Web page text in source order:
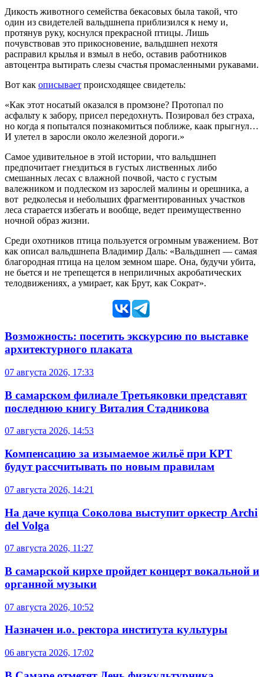
Дикость животного семейства бекасовых была такой, что
один из свидетелей вальдшнепа приблизился к нему и,
протянув руку, коснулся прекрасной птицы. Лишь
почувствовав это прикосновение, вальдшнеп нехотя
расправил крылья и взмыл в небо, оставив работников
автоцентра вытирать слезы счастья промасленными рукавами.
Вот как описывает происходящее свидетель:
«Как этот носатый оказался в промзоне? Протопал по
асфальту к забору, присел передохнуть. Позировал без страха,
но когда я попытался познакомиться поближе, каак прыгнул…
И улетел в заросли около железной дороги.»
Самое удивительное в этой истории, что вальдшнеп
предпочитает гнездиться в густых лиственных либо
смешанных лесах с влажной почвой, часто с густым
валежником и подлеском из зарослей малины и орешника, а
вот редколесья и небольших фрагментированных участков
леса старается избегать и вообще, ведет преимущественно
ночной образ жизни.
Среди охотников птица пользуется огромным уважением. Вот
как описал вальдшнепа Владимир Даль: «Вальдшнеп — самая
благородная птица на целом земном шаре. Она, будучи убита,
не бьется и не трепещется в неприличных акробатических
телодвижениях, а умирает, как Брут, как Сократ».
Возможность: посетить экскурсию по выставке
архитектурного плаката
07 августа 2026, 17:33
В самарском филиале Третьяковки представят
последнюю книгу Виталия Стадникова
07 августа 2026, 14:53
Компенсацию за изымаемое жильё при КРТ
будут рассчитывать по новым правилам
07 августа 2026, 14:21
На даче купца Соколова выступит оркестр Archi
del Volga
07 августа 2026, 11:27
В самарской кирхе пройдет концерт вокальной и
органной музыки
07 августа 2026, 10:52
Назначен и.о. ректора института культуры
06 августа 2026, 17:02